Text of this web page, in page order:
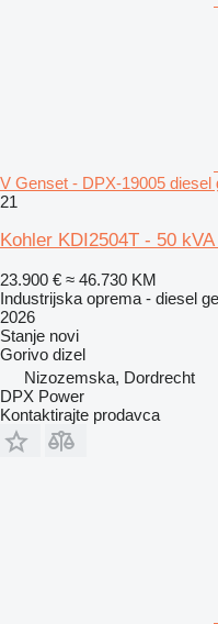
V Genset - DPX-19005 diesel
21
Kohler KDI2504T - 50
23.900 € ≈ 46.730 KM
Industrijska oprema - diesel
2026
Stanje novi
Gorivo dizel
Nizozemska, Dordrecht
DPX Power
Kontaktirajte prodavca